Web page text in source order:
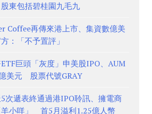
東包括碧桂園九毛九
Coffee再傳來港上市、集資數億美
：「不予置評」
巨頭「灰度」申美股IPO、AUM
美元 股票代號GRAY
次遞表終通過港IPO聆訊、擁電商
小咩」 首5月溢利1.25億人幣